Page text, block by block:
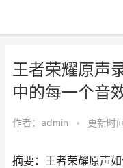
王者荣耀原声
中的每一个音
作者： admin • 更新时
摘要：王者荣耀原声